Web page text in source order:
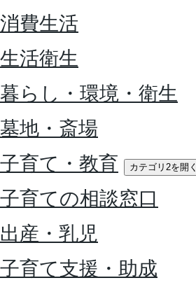
消費生活
生活衛生
暮らし・環境・衛生
墓地・斎場
子育て・教育
カテゴリ2を開く
子育ての相談窓口
出産・乳児
子育て支援・助成